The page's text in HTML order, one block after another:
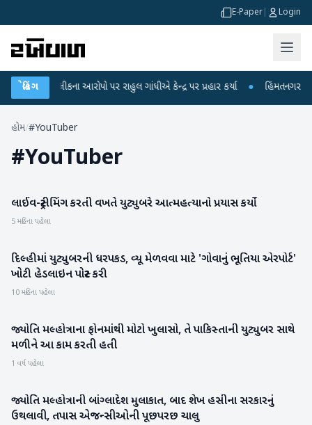
E-Paper Login
બ્રેકિંગ
પરીક્ષા લીકના આરોપો પર રાહુલ ગાંધીએ કેન્દ્ર પર પ્રહાર કર્યા ● હિંમતનગરમાં
હોમ/#YouTuber
#YouTuber
મનોરંજન
લાઈવ-સ્ટ્રીમિંગ કરતી વખતે યુટ્યુબરે આત્મહત્યાનો પ્રયાસ કર્યો
5 મહિના પહેલા
રાષ્ટ્રીય
દિલ્હીમાં યુટ્યુબરની ધરપકડ, વ્યૂ મેળવવા માટે 'ગોવાનું ભૂતિયા એરપોર્ટ'
ખોટી હેડલાઇન પોસ્ટ કરી
10 મહિના પહેલા
મનોરંજન
જ્યોતિ મલ્હોત્રાના ફોનમાંથી મોટો ખુલાસો, તે પાકિસ્તાની યુટ્યુબર સાથે
મળીને આ કામ કરતી હતી
1 વર્ષ પહેલા
રાષ્ટ્રીય
જ્યોતિ મલ્હોત્રાની બાંગ્લાદેશ મુલાકાત, બાદ શેખ હસીના સરકારનું
ઉથલાવી, તપાસ એજન્સીઓની પૂછપરછ ચાલુ